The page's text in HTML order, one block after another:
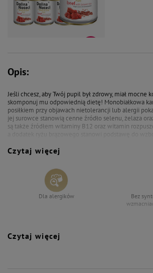
Mokra karma dla psa alergika
bogata w wołowinę z ryżem
brązowym zestaw 6 x 800 g
Opis:
Jeśli chcesz, aby Twój pupil był zdrowy, miał mocne
skomponuj mu odpowiednią dietę! Monobiałkowa
posiłkiem przy objawach nietolerancji lub alergii
jej surowce stanowią cenne źródło selenu, żelaza
są także źródłem witaminy B12 oraz witamin
samopoczucie swojego pupila!
Czytaj więcej
Dla alergików
Bez
Czytaj więcej